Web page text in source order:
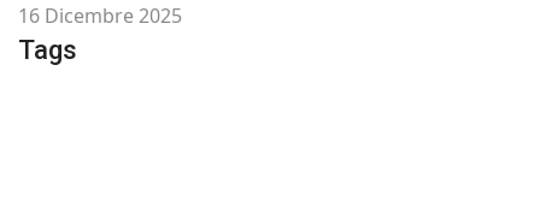
16 Dicembre 2025
Tags